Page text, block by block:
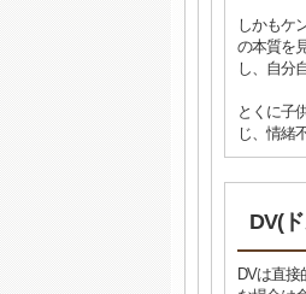
しかもケ
の本質を
し、自分
とくに子
じ、情緒
DV(
DVは直